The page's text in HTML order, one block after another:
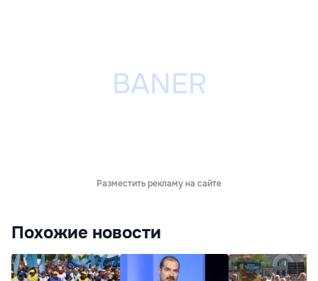
Разместить рекламу на сайте
Похожие новости